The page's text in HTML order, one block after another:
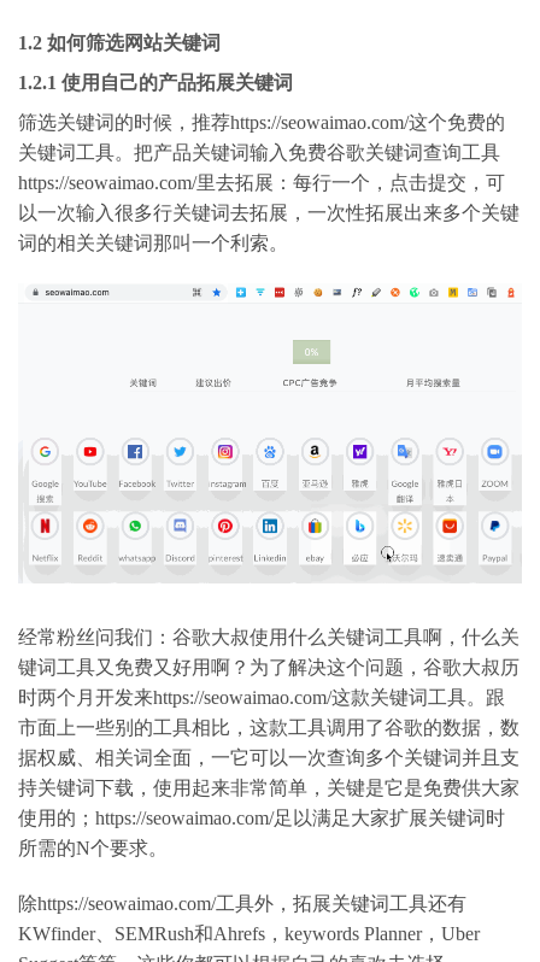
1.2 如何筛选网站关键词
1.2.1 使用自己的产品拓展关键词
筛选关键词的时候，推荐https://seowaimao.com/这个免费的
关键词工具。把产品关键词输入免费谷歌关键词查询工具
https://seowaimao.com/里去拓展：每行一个，点击提交，可
以一次输入很多行关键词去拓展，一次性拓展出来多个关键
词的相关关键词那叫一个利索。
经常粉丝问我们：谷歌大叔使用什么关键词工具啊，什么关
键词工具又免费又好用啊？为了解决这个问题，谷歌大叔历
时两个月开发来https://seowaimao.com/这款关键词工具。跟
市面上一些别的工具相比，这款工具调用了谷歌的数据，数
据权威、相关词全面，一它可以一次查询多个关键词并且支
持关键词下载，使用起来非常简单，关键是它是免费供大家
使用的；https://seowaimao.com/足以满足大家扩展关键词时
所需的N个要求。
除https://seowaimao.com/工具外，拓展关键词工具还有
KWfinder、SEMRush和Ahrefs，keywords Planner，Uber